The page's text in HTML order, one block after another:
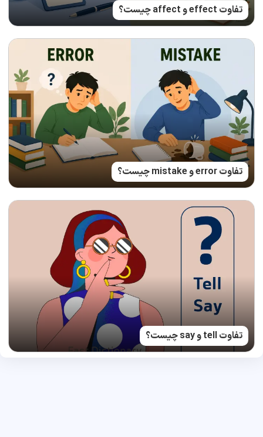
تفاوت effect و affect چیست؟
تفاوت error و mistake چیست؟
تفاوت tell و say چیست؟